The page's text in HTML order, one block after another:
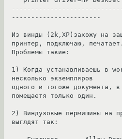
-----------------------
Из винды (2k,XP)захожу на
принтер, подключаю, печатает.
Проблемы такие:
1) Когда устанавливаешь в
несколько экземпляров
одного и тогоже документа, в
помещаетя только один.
2) Виндузовые пермишины на
выглдят так: